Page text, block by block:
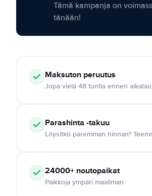
Tämä kampanja on
tänään!
Maksuton peruutus
Jopa vielä 48 tuntia ennen
Parashinta -takuu
Löysitkö paremman hinnan?
24000+ noutopaikat
Paikkoja ympäri maailman